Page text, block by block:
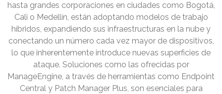
hasta grandes corporaciones en ciudades como Bogotá,
Cali o Medellín, están adoptando modelos de trabajo
híbridos, expandiendo sus infraestructuras en la nube y
conectando un número cada vez mayor de dispositivos,
lo que inherentemente introduce nuevas superficies de
ataque. Soluciones como las ofrecidas por
ManageEngine, a través de herramientas como Endpoint
Central y Patch Manager Plus, son esenciales para